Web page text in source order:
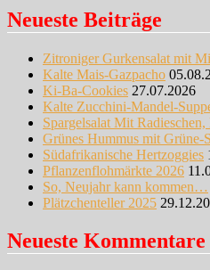
Neueste Beiträge
Zitroniger Gurkensalat mit
Kalte Mais-Gazpacho
Ki-Ba-Cookies 27.07.2026
Kalte Zucchini-Mandel-
Spargelsalat Mit
Grünes Hummus mit Grüne-
Südafrikanische Hertzoggies
Pflanzenflohmärkte 2026
So, Neujahr kann kommen…
Plätzchenteller 2025
Neueste Kommentare